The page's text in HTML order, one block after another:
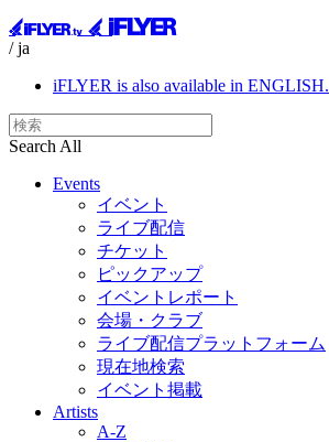
/ ja
iFLYER is also available in ENGLISH.
Search All
Events
イベント
ライブ配信
チケット
ピックアップ
イベントレポート
会場・クラブ
ライブ配信プラットフォーム
現在地検索
イベント掲載
Artists
A-Z